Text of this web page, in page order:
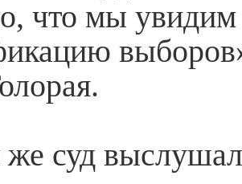
что мы увидим
же суд